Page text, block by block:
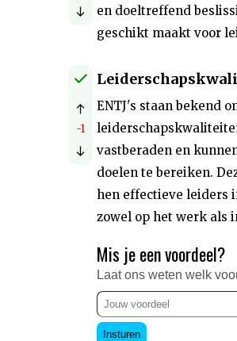
en doeltreffend
geschikt maakt voor
-1
ENTJ's staan bekend
vastberaden en
doelen te bereiken.
hen effectieve leiders
zowel op het werk als
Mis je een voordeel?
Laat ons weten welk
Insturen